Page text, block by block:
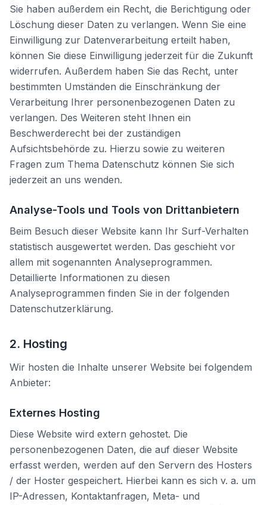
Sie haben außerdem ein Recht, die Berichtigung oder
Löschung dieser Daten zu verlangen. Wenn Sie eine
Einwilligung zur Datenverarbeitung erteilt haben,
können Sie diese Einwilligung jederzeit für die Zukunft
widerrufen. Außerdem haben Sie das Recht, unter
bestimmten Umständen die Einschränkung der
Verarbeitung Ihrer personenbezogenen Daten zu
verlangen. Des Weiteren steht Ihnen ein
Beschwerderecht bei der zuständigen
Aufsichtsbehörde zu. Hierzu sowie zu weiteren
Fragen zum Thema Datenschutz können Sie sich
jederzeit an uns wenden.
Analyse-Tools und Tools von Drittanbietern
Beim Besuch dieser Website kann Ihr Surf-Verhalten
statistisch ausgewertet werden. Das geschieht vor
allem mit sogenannten Analyseprogrammen.
Detaillierte Informationen zu diesen
Analyseprogrammen finden Sie in der folgenden
Datenschutzerklärung.
2. Hosting
Wir hosten die Inhalte unserer Website bei folgendem
Anbieter:
Externes Hosting
Diese Website wird extern gehostet. Die
personenbezogenen Daten, die auf dieser Website
erfasst werden, werden auf den Servern des Hosters
/ der Hoster gespeichert. Hierbei kann es sich v. a. um
IP-Adressen, Kontaktanfragen, Meta- und